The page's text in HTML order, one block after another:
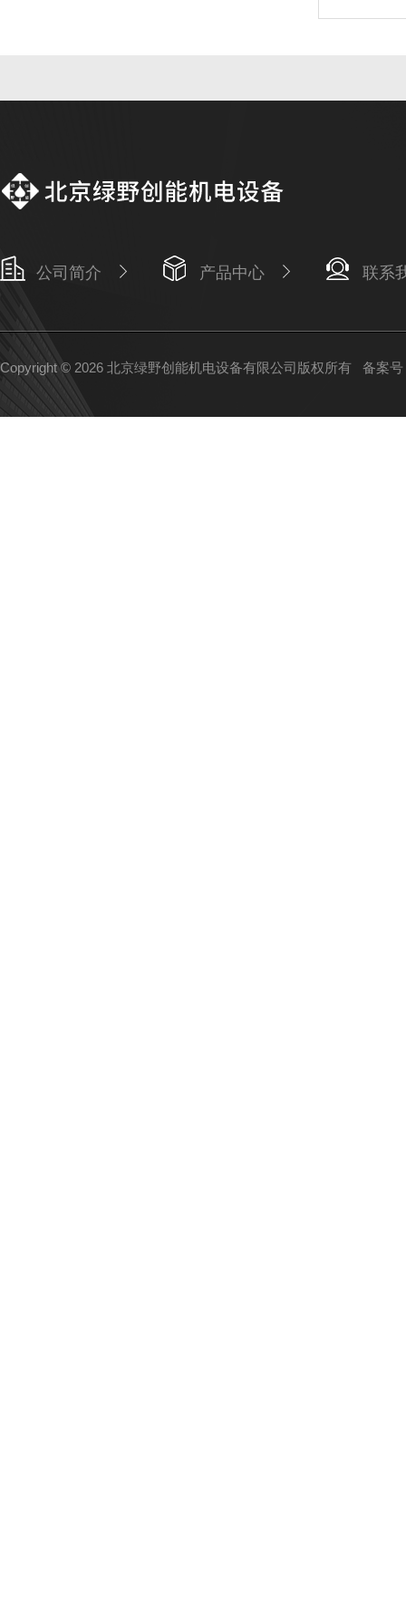
公司简介 产品中心 联系
Copyright © 2026 北京绿野创能机电设备有限公司版权所有 备案